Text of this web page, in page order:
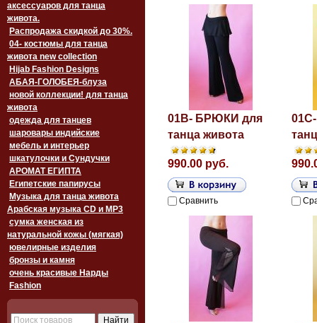
аксессуаров для танца
живота.
Распродажа скидкой до 30%.
04- костюмы для танца
живота new collection
Hijab Fashion Designs
АБАЯ-ГОЛОБЕЯ-блуза
новой коллекции! для танца
живота
одежда для танцев
шаровары индийские
мебель и интерьер
шкатулочки и Сундучки
АРОМАТ ЕГИПТА
Египетские папирусы
Музыка для танца живота
Арабская музыка CD и MP3
сумка женская из
натуральной кожы (мягкая)
ювелирные изделия
бронзы и камня
очень красивые Нарды
Fashion
01В- БРЮКИ для
танца живота
990.00 руб.
Сравнить